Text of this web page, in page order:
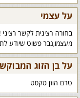
על עצמי
בחורה רצינית לקשר
מעצמו,גבר פשוט שיודע
על בן הזוג
טרם הוזן טקסט